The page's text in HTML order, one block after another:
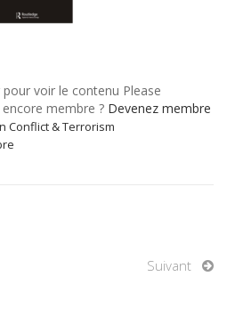
voir le contenu Please
encore membre ? Devenez membre
Conflict & Terrorism
Suivant